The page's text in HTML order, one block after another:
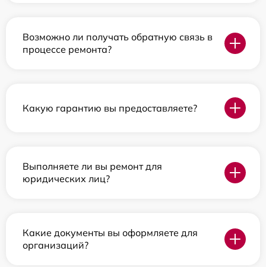
Возможно ли получать обратную связь в
процессе ремонта?
Какую гарантию вы предоставляете?
Выполняете ли вы ремонт для
юридических лиц?
Какие документы вы оформляете для
организаций?